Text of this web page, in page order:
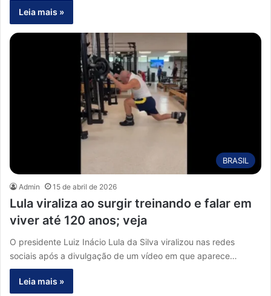
Leia mais »
BRASIL
Admin 15 de abril de 2026
Lula viraliza ao surgir treinando e falar em
viver até 120 anos; veja
O presidente Luiz Inácio Lula da Silva viralizou nas redes
sociais após a divulgação de um vídeo em que aparece…
Leia mais »